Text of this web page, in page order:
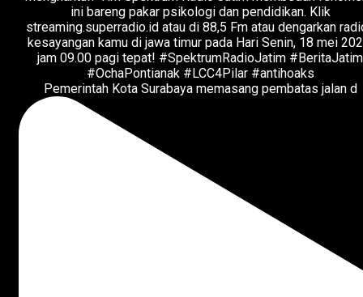
Pemerintah Kota Surabaya memasang pembatas jalan d